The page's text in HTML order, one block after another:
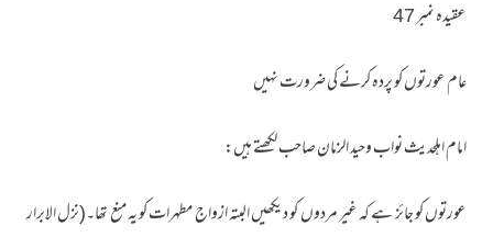
عقیدہ نمبر 47
عام عورتوں کو پردہ کرنے کی ضرورت نہیں
امام اہلحدیث نواب وحید الزمان صاحب لکھتے ہیں:
عورتوں کو جائز ہے کہ غیر مردوں کو دیکھیں البتہ ازواج مطہرات کو یہ منع تھا۔(نزل الابرار